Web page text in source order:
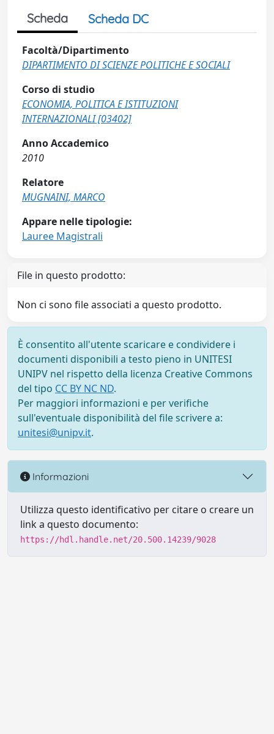
Scheda Scheda DC
Facoltà/Dipartimento
DIPARTIMENTO DI SCIENZE POLITICHE E SOCIALI
Corso di studio
ECONOMIA, POLITICA E ISTITUZIONI
INTERNAZIONALI [03402]
Anno Accademico
2010
Relatore
MUGNAINI, MARCO
Appare nelle tipologie:
Lauree Magistrali
File in questo prodotto:
Non ci sono file associati a questo prodotto.
È consentito all'utente scaricare e condividere i
documenti disponibili a testo pieno in UNITESI
UNIPV nel rispetto della licenza Creative Commons
del tipo CC BY NC ND.
Per maggiori informazioni e per verifiche
sull'eventuale disponibilità del file scrivere a:
unitesi@unipv.it.
Informazioni
Utilizza questo identificativo per citare o creare un
link a questo documento:
https://hdl.handle.net/20.500.14239/9028